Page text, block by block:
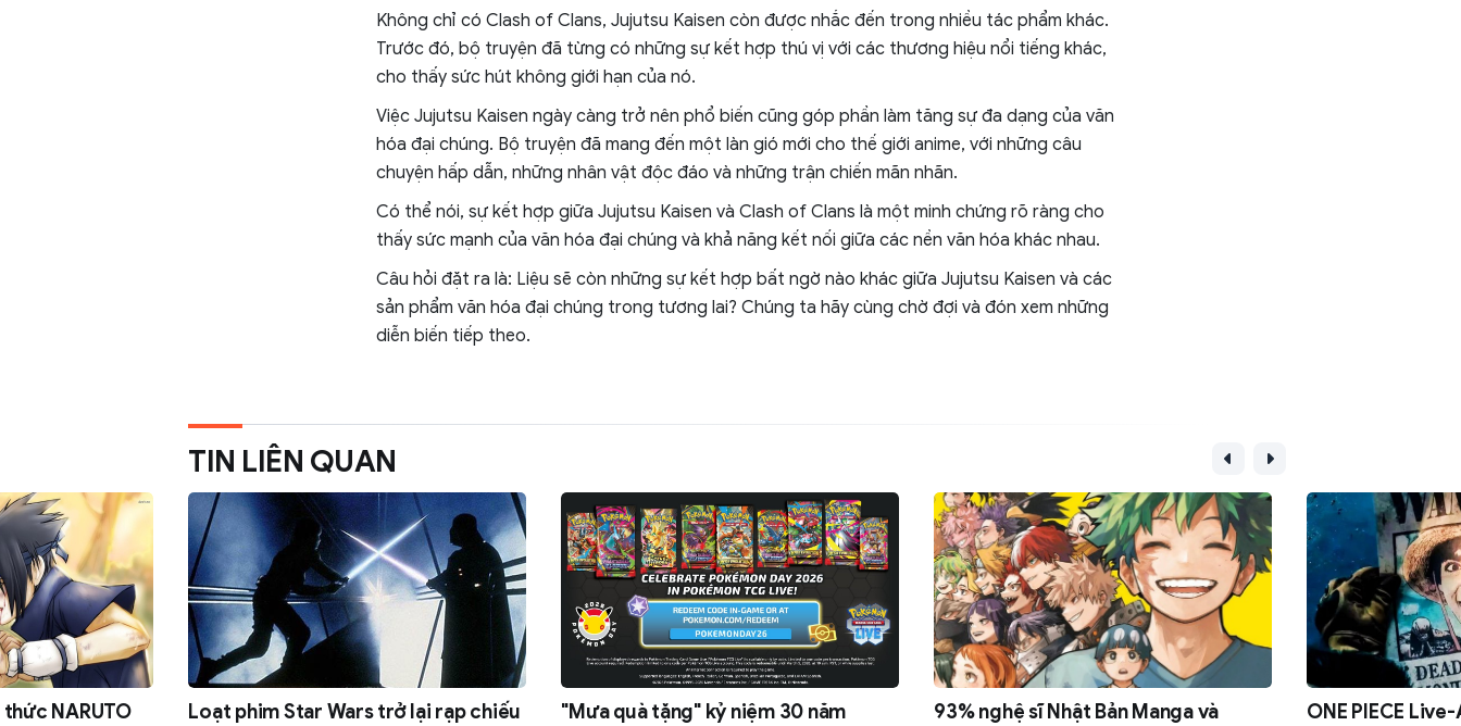
Không chỉ có Clash of Clans, Jujutsu Kaisen còn được nhắc đến trong nhiều tác phẩm khác.
Trước đó, bộ truyện đã từng có những sự kết hợp thú vị với các thương hiệu nổi tiếng khác,
cho thấy sức hút không giới hạn của nó.
Việc Jujutsu Kaisen ngày càng trở nên phổ biến cũng góp phần làm tăng sự đa dạng của văn
hóa đại chúng. Bộ truyện đã mang đến một làn gió mới cho thế giới anime, với những câu
chuyện hấp dẫn, những nhân vật độc đáo và những trận chiến mãn nhãn.
Có thể nói, sự kết hợp giữa Jujutsu Kaisen và Clash of Clans là một minh chứng rõ ràng cho
thấy sức mạnh của văn hóa đại chúng và khả năng kết nối giữa các nền văn hóa khác nhau.
Câu hỏi đặt ra là: Liệu sẽ còn những sự kết hợp bất ngờ nào khác giữa Jujutsu Kaisen và các
sản phẩm văn hóa đại chúng trong tương lai? Chúng ta hãy cùng chờ đợi và đón xem những
diễn biến tiếp theo.
TIN LIÊN QUAN
NARUTO
Loạt phim Star Wars trở lại rạp chiếu
"Mưa quà tặng" kỷ niệm 30 năm
93% nghệ sĩ Nhật Bản Manga và
ONE PIECE